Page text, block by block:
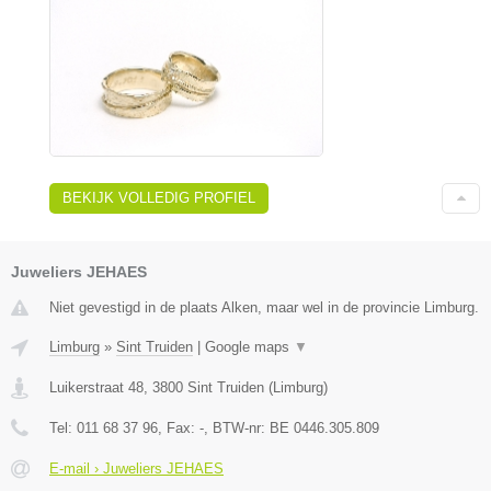
BEKIJK VOLLEDIG PROFIEL
Juweliers JEHAES
Niet gevestigd in de plaats Alken, maar wel in de provincie Limburg.
Limburg » Sint Truiden | Google maps ▼
Luikerstraat 48 3800 Sint Truiden (Limburg)
Tel: 011 68 37 96 , Fax: - , BTW-nr: BE 0446.305.809
E-mail › Juweliers JEHAES